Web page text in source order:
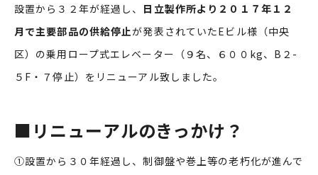
設置から３２年が経過し、 日立製作所より２０１７年１２
月で主要部品の供給停止が発表されていたEビル様（中央
区）の乗用ロープ式エレベーター（９名、６００kg、B２-
５F・７停止）をリニューアル致しました。
■ リニューアルのきっかけ？
①設置から３０年経過し、制御盤や巻上等の老朽化が進んで